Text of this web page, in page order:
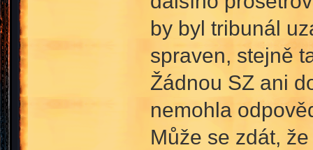
by byl tribunál
spraven, stejně
Žádnou SZ ani
nemohla
Může se zdát,